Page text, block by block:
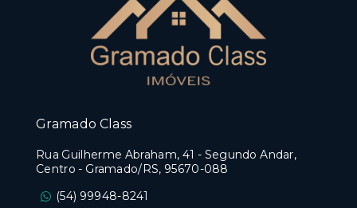
Gramado Class
Rua Guilherme Abraham, 41 - Segundo Andar,
Centro - Gramado/RS, 95670-088
(54) 99948-8241